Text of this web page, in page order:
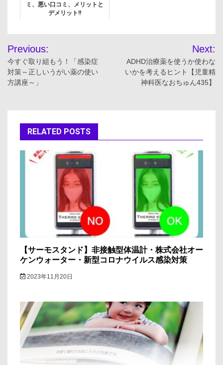
ミ、悪い口コミ、メリットと
デメリット!!
投
稿
ナ
ゲ
ー
Previous:
今すぐ取り組もう！「感染症
対策～正しいうがい薬の使い
方講座～」
Next:
ADHD治療薬を使うか使わな
いかを考えるヒント【児童精
神科医なおちゅん435】
RELATED POSTS
【サーモスタンド】非接触型体温計・株式会社オー
ケンウォーター・新型コロナウイルス感染対策
2023年11月20日